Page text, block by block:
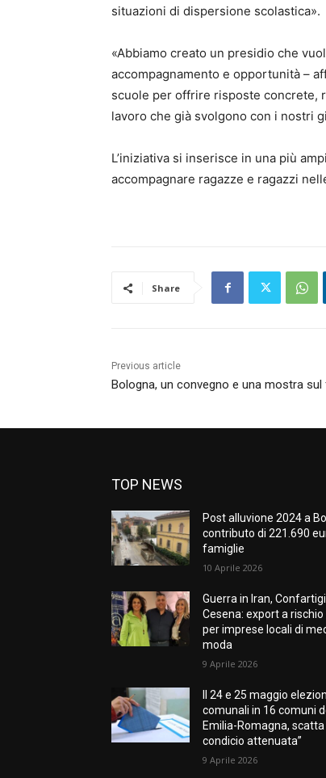
situazioni di dispersione scolastica».
«Abbiamo creato un presidio che
accompagnamento e opportunità –
scuole per offrire risposte concrete,
lavoro che già svolgono con i nostri
L’iniziativa si inserisce in una più
accompagnare ragazze e ragazzi
Share
Previous article
Bologna, un convegno e una mostra sul
TOP NEWS
Post alluvione 2024 a
contributo di 221.690
famiglie
10 Aprile 2026
Guerra in Iran,
Cesena: export a rischio
per imprese locali di
moda
9 Aprile 2026
Il 24 e 25 maggio
comunali in 16 comuni
Emilia-Romagna, scatta
condicio attenuata”
9 Aprile 2026